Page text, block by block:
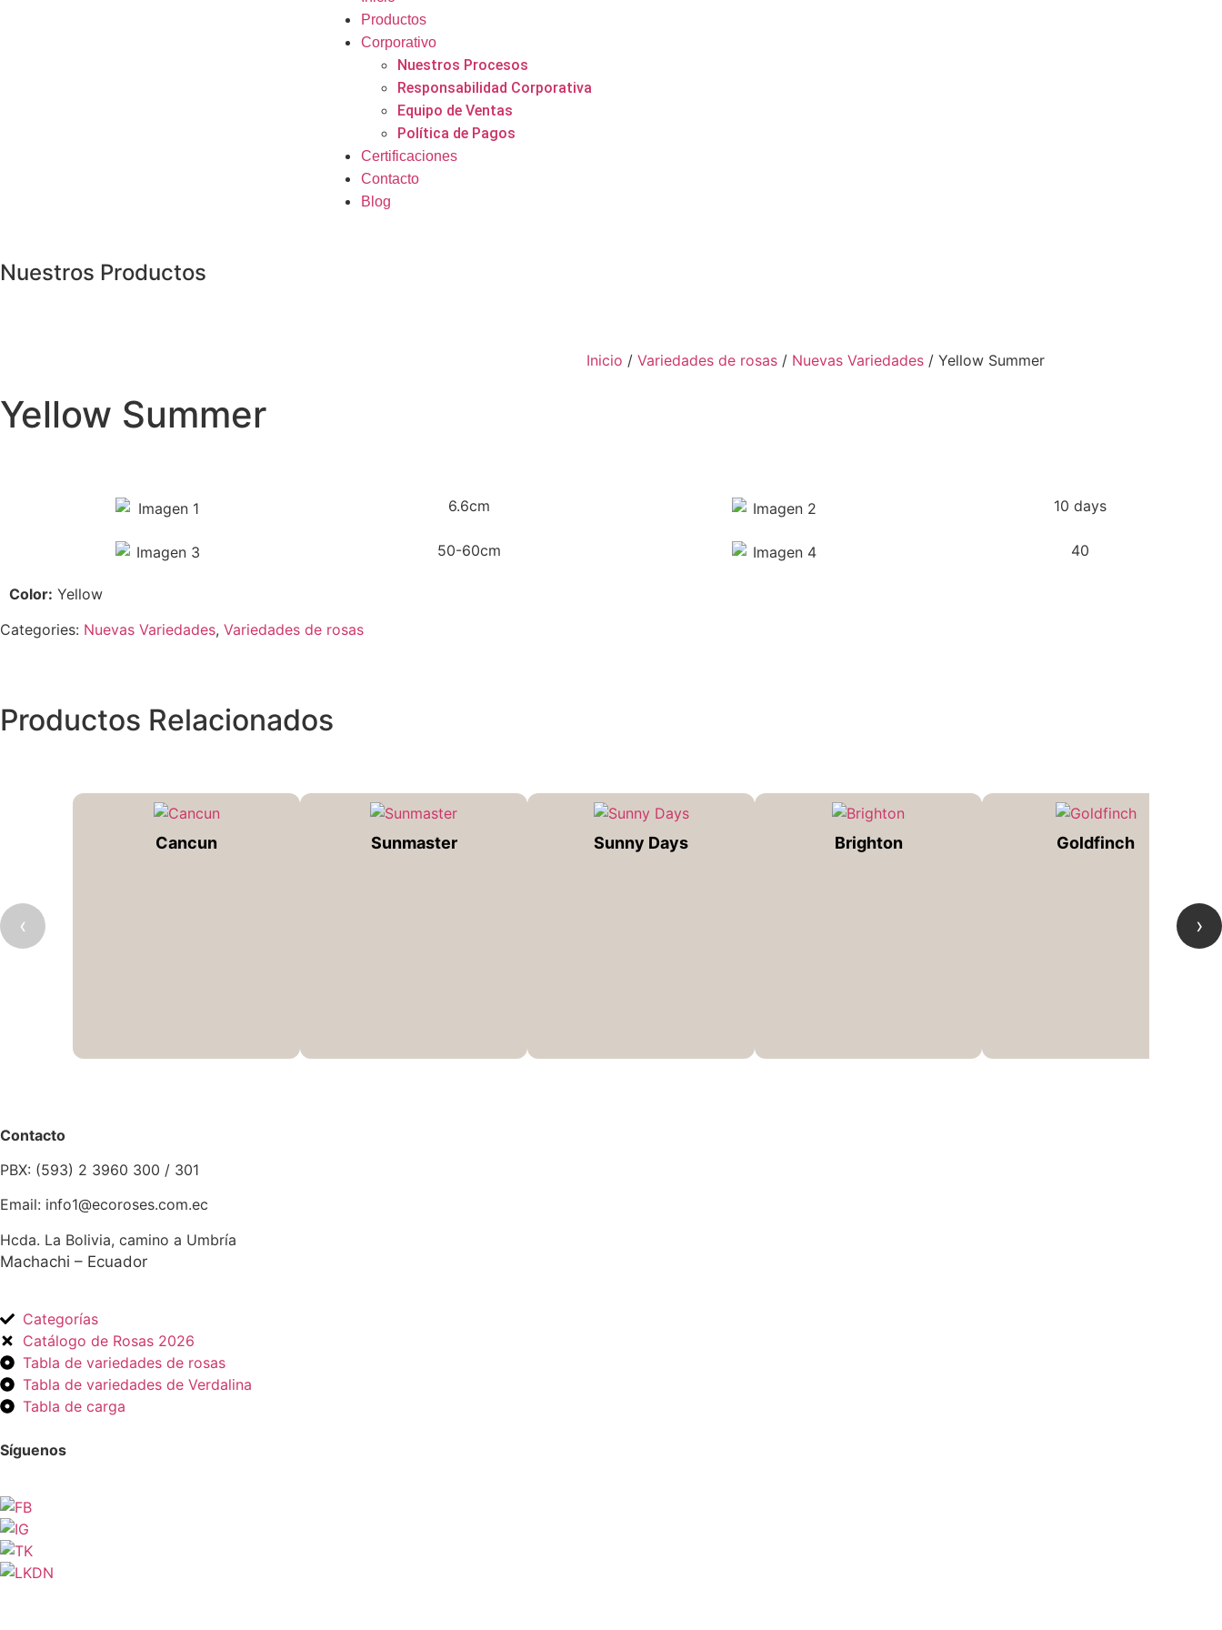
Productos
Corporativo
Nuestros Procesos
Responsabilidad Corporativa
Equipo de Ventas
Política de Pagos
Certificaciones
Contacto
Blog
Nuestros Productos
Inicio /Variedades de rosas / Nuevas Variedades / Yellow Summer
Yellow Summer
6.6cm 10 days
50-60cm 40
Color: Yellow
Categories: Nuevas Variedades, Variedades de rosas
Productos Relacionados
‹
Cancun Sunmaster Sunny Days Brighton Goldfinch
›
Contacto
PBX: (593) 2 3960 300 / 301
Email: info1@ecoroses.com.ec
Hcda. La Bolivia, camino a Umbría
Machachi – Ecuador
Categorías
Catálogo de Rosas 2026
Tabla de variedades de rosas
Tabla de variedades de Verdalina
Tabla de carga
Síguenos